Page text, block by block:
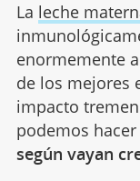
La leche
enormemente
de los mejores
impacto
podemos hacer
según vayan